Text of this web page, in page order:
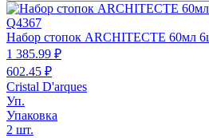
Q4367
Набор стопок ARCHITECTE 60мл
1 385.99 ₽
602.45 ₽
Cristal D'arques
Уп.
Упаковка
2 шт.